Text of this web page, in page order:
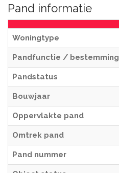
Pand informatie
Woningtype
Pandfunctie / bestemming
Pandstatus
Bouwjaar
Oppervlakte pand
Omtrek pand
Pand nummer